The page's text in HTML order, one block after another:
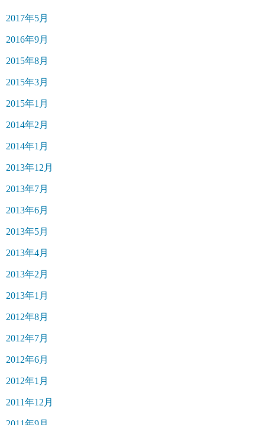
2017年5月
2016年9月
2015年8月
2015年3月
2015年1月
2014年2月
2014年1月
2013年12月
2013年7月
2013年6月
2013年5月
2013年4月
2013年2月
2013年1月
2012年8月
2012年7月
2012年6月
2012年1月
2011年12月